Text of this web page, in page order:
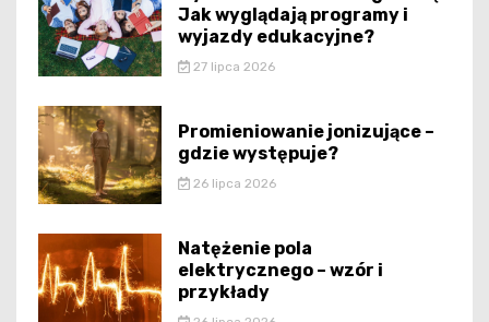
Jak wyglądają programy i
wyjazdy edukacyjne?
27 lipca 2026
Promieniowanie jonizujące –
gdzie występuje?
26 lipca 2026
Natężenie pola
elektrycznego – wzór i
przykłady